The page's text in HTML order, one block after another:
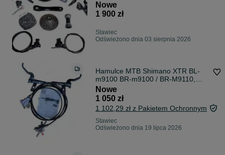
Nowe
1 900 zł
Stawiec
Odświeżono dnia 03 sierpnia 2026
Hamulce MTB Shimano XTR BL-
m9100 BR-m9100 / BR-M9110,
nowe (2062-FM)
Nowe
1 050 zł
1 102,29 zł z Pakietem Ochronnym
Stawiec
Odświeżono dnia 19 lipca 2026